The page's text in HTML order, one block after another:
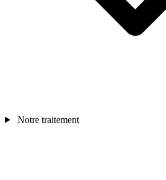
Notre traitement